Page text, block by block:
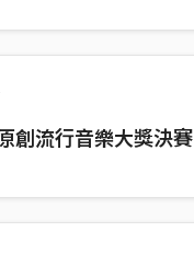
創流行音樂大獎決賽